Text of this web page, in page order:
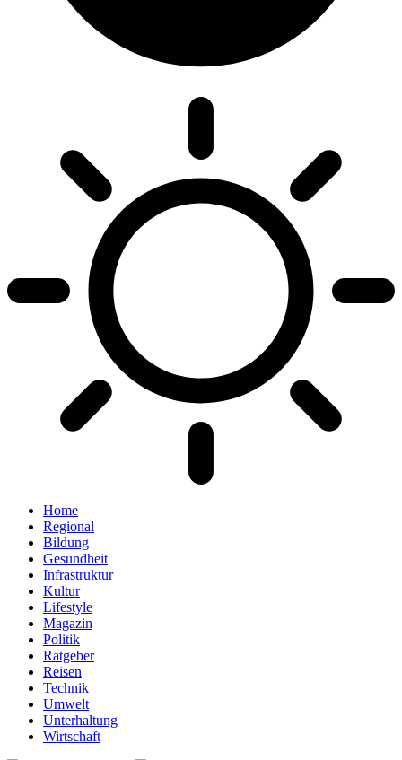
Home
Regional
Bildung
Gesundheit
Infrastruktur
Kultur
Lifestyle
Magazin
Politik
Ratgeber
Reisen
Technik
Umwelt
Unterhaltung
Wirtschaft